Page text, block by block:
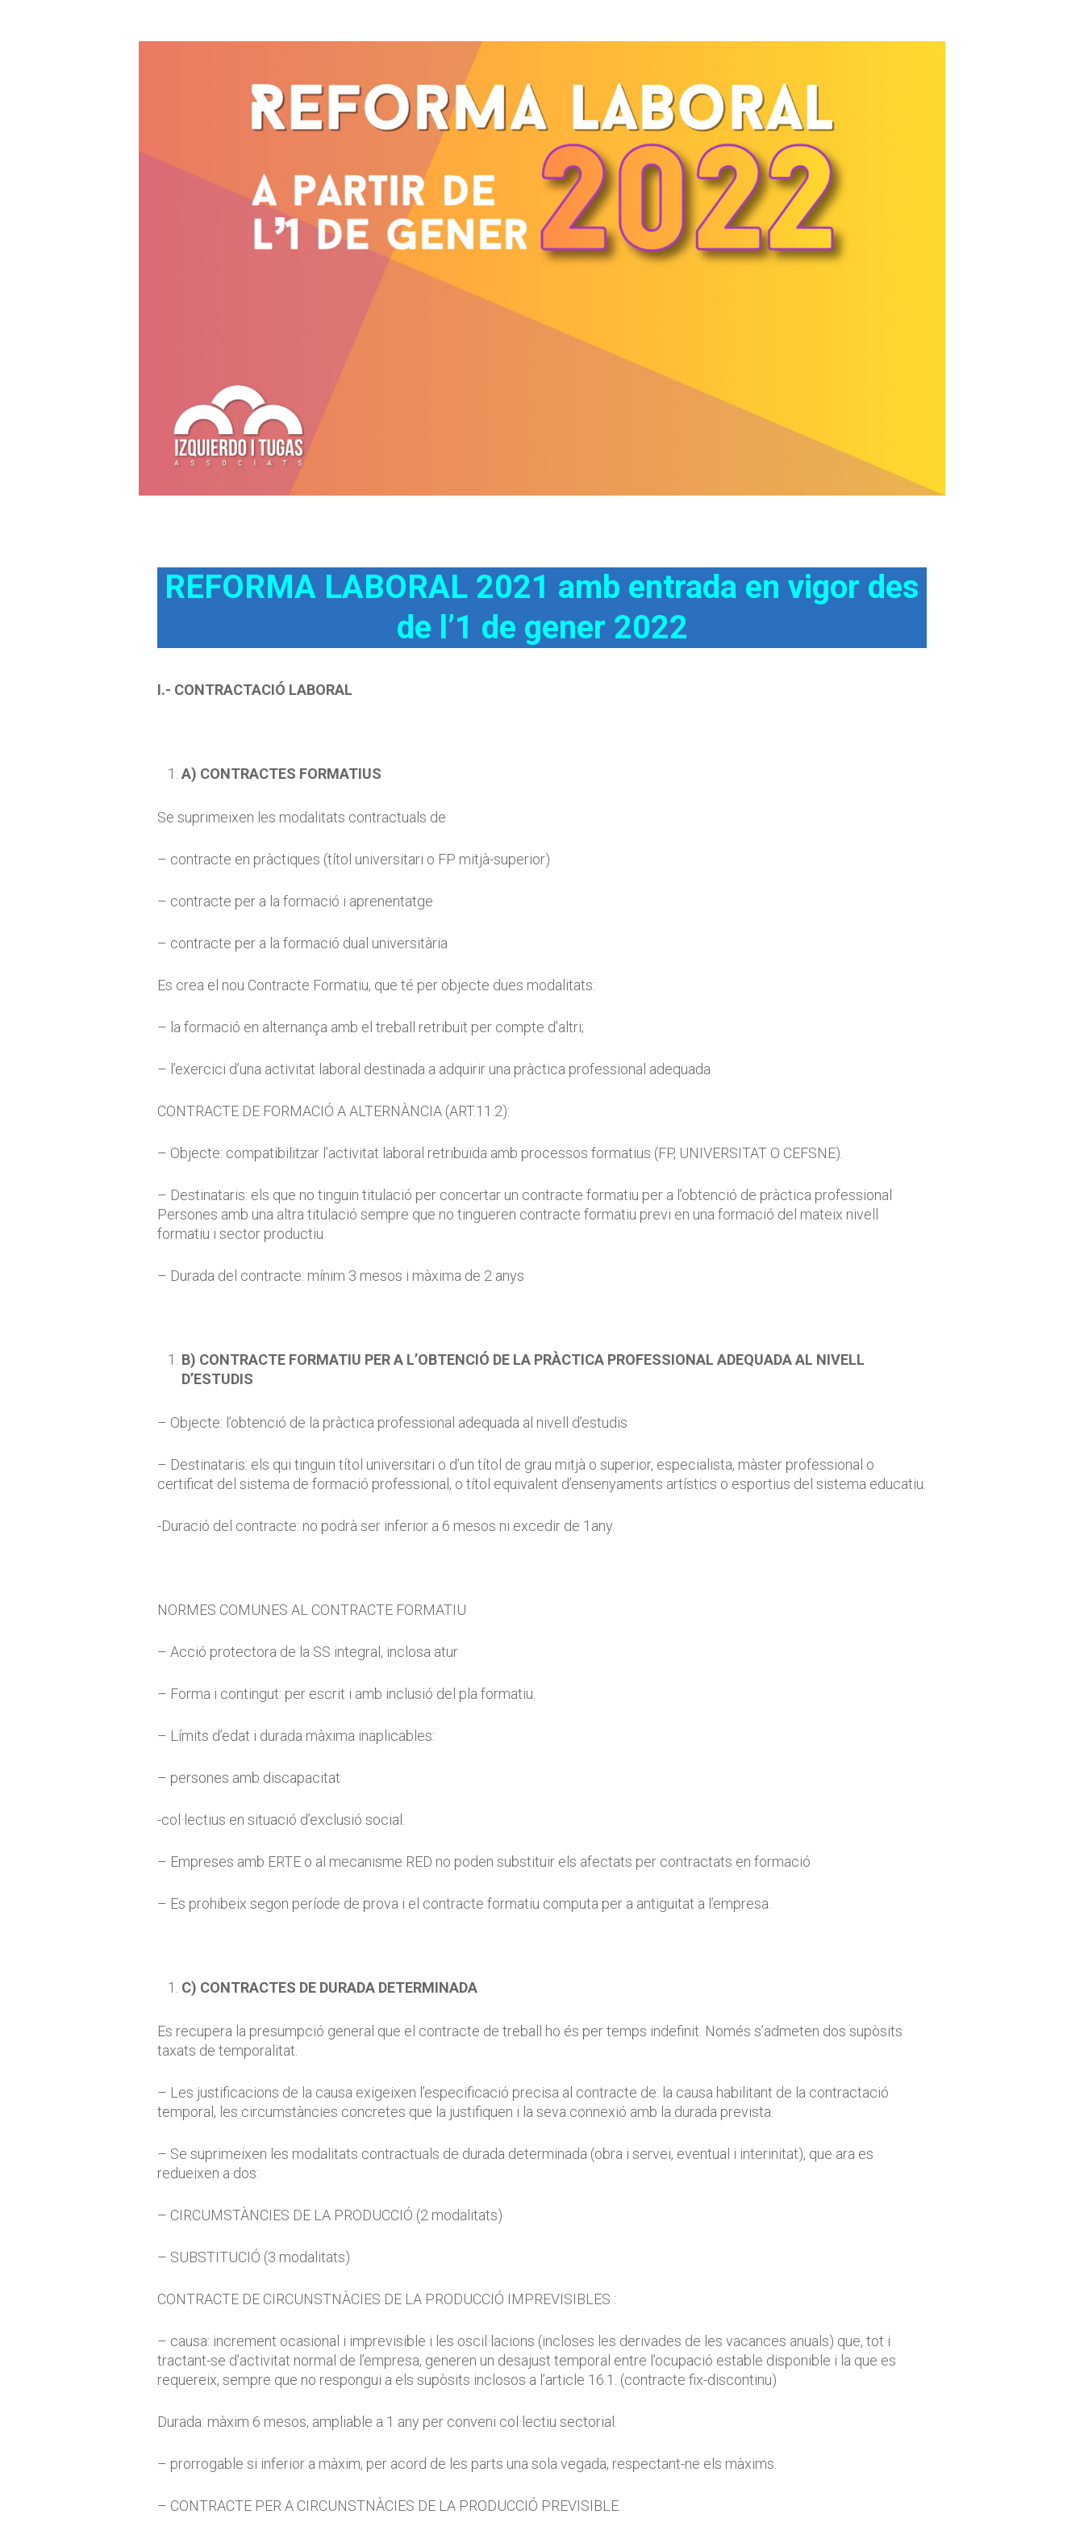
REFORMA LABORAL 2021 amb entrada en vigor des
de l’1 de gener 2022
I.- CONTRACTACIÓ LABORAL
A) CONTRACTES FORMATIUS
Se suprimeixen les modalitats contractuals de
– contracte en pràctiques (títol universitari o FP mitjà-superior)
– contracte per a la formació i aprenentatge
– contracte per a la formació dual universitària
Es crea el nou Contracte Formatiu, que té per objecte dues modalitats:
– la formació en alternança amb el treball retribuït per compte d’altri;
– l’exercici d’una activitat laboral destinada a adquirir una pràctica professional adequada
CONTRACTE DE FORMACIÓ A ALTERNÀNCIA (ART.11.2):
– Objecte: compatibilitzar l’activitat laboral retribuïda amb processos formatius (FP, UNIVERSITAT O CEFSNE).
– Destinataris: els que no tinguin titulació per concertar un contracte formatiu per a l’obtenció de pràctica professional
Persones amb una altra titulació sempre que no tingueren contracte formatiu previ en una formació del mateix nivell
formatiu i sector productiu.
– Durada del contracte: mínim 3 mesos i màxima de 2 anys
B) CONTRACTE FORMATIU PER A L’OBTENCIÓ DE LA PRÀCTICA PROFESSIONAL ADEQUADA AL NIVELL
D’ESTUDIS
– Objecte: l’obtenció de la pràctica professional adequada al nivell d’estudis
– Destinataris: els qui tinguin títol universitari o d’un títol de grau mitjà o superior, especialista, màster professional o
certificat del sistema de formació professional, o títol equivalent d’ensenyaments artístics o esportius del sistema educatiu.
-Duració del contracte: no podrà ser inferior a 6 mesos ni excedir de 1any.
NORMES COMUNES AL CONTRACTE FORMATIU
– Acció protectora de la SS integral, inclosa atur
– Forma i contingut: per escrit i amb inclusió del pla formatiu.
– Límits d’edat i durada màxima inaplicables:
– persones amb discapacitat
-col·lectius en situació d’exclusió social.
– Empreses amb ERTE o al mecanisme RED no poden substituir els afectats per contractats en formació
– Es prohibeix segon període de prova i el contracte formatiu computa per a antiguitat a l’empresa.
C) CONTRACTES DE DURADA DETERMINADA
Es recupera la presumpció general que el contracte de treball ho és per temps indefinit. Només s’admeten dos supòsits
taxats de temporalitat.
– Les justificacions de la causa exigeixen l’especificació precisa al contracte de: la causa habilitant de la contractació
temporal, les circumstàncies concretes que la justifiquen i la seva connexió amb la durada prevista.
– Se suprimeixen les modalitats contractuals de durada determinada (obra i servei, eventual i interinitat), que ara es
redueixen a dos:
– CIRCUMSTÀNCIES DE LA PRODUCCIÓ (2 modalitats)
– SUBSTITUCIÓ (3 modalitats)
CONTRACTE DE CIRCUNSTNÀCIES DE LA PRODUCCIÓ IMPREVISIBLES :
– causa: increment ocasional i imprevisible i les oscil·lacions (incloses les derivades de les vacances anuals) que, tot i
tractant-se d’activitat normal de l’empresa, generen un desajust temporal entre l’ocupació estable disponible i la que es
requereix, sempre que no respongui a els supòsits inclosos a l’article 16.1. (contracte fix-discontinu)
Durada: màxim 6 mesos, ampliable a 1 any per conveni col·lectiu sectorial.
– prorrogable si inferior a màxim, per acord de les parts una sola vegada, respectant-ne els màxims.
– CONTRACTE PER A CIRCUNSTNÀCIES DE LA PRODUCCIÓ PREVISIBLE.